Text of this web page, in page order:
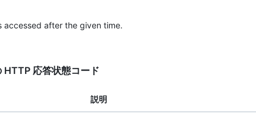
accessed after the given time.
応答状態コード
説明